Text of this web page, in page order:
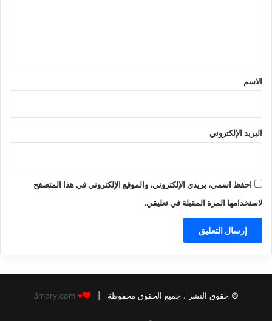
*
الاسم
البريد الإلكتروني
احفظ اسمي، بريدي الإلكتروني، والموقع الإلكتروني في هذا المتصفح
لاستخدامها المرة المقبلة في تعليقي.
© حقوق النشر ، جميع الحقوق محفوظة | ♥
3mory.com